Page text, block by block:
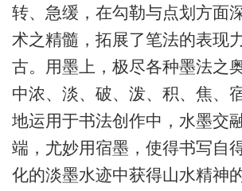
转、急缓，在勾勒与点划方面
术之精髓，拓展了笔法的表现
古。用墨上，极尽各种墨法之
中浓、淡、破、泼、积、焦、
地运用于书法创作中，水墨交
端，尤妙用宿墨，使得书写自
化的淡墨水迹中获得山水精神